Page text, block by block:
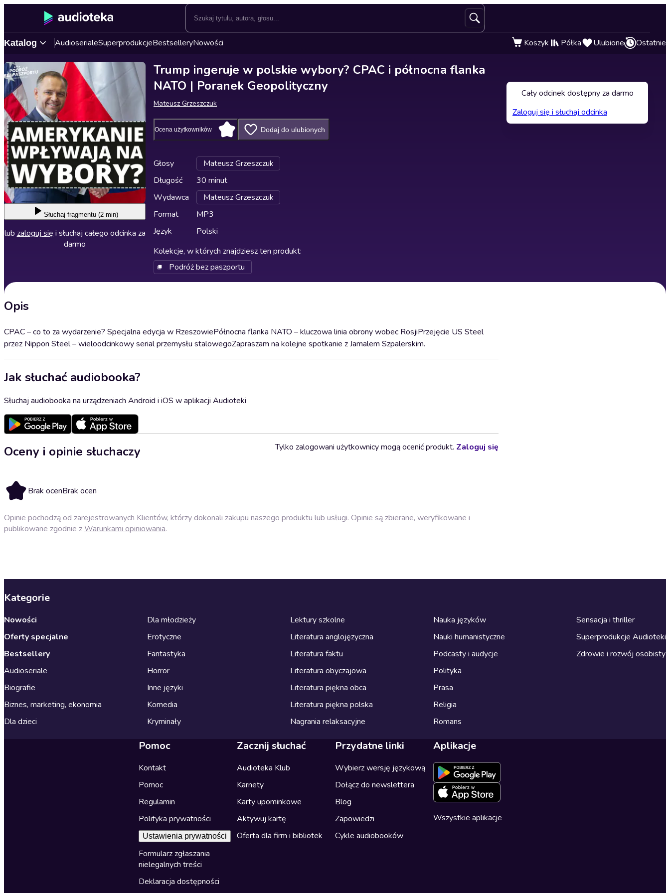
Katalog AudioserialeSuperprodukcjeBestselleryNowości Koszyk Półka Ulubione Ostatnie
Słuchaj fragmentu (2 min)
lub zaloguj się i słuchaj całego odcinka za
darmo
Trump ingeruje w polskie wybory? CPAC i północna flanka
NATO | Poranek Geopolityczny
Mateusz Grzeszczuk
Ocena użytkowników Dodaj do ulubionych
Głosy
Mateusz Grzeszczuk
Długość
30 minut
Wydawca
Mateusz Grzeszczuk
Format
MP3
Język
Polski
Kolekcje, w których znajdziesz ten produkt:
Podróż bez paszportu
Opis
CPAC – co to za wydarzenie? Specjalna edycja w RzeszowiePółnocna flanka NATO – kluczowa linia obrony wobec RosjiPrzejęcie US Steel
przez Nippon Steel – wieloodcinkowy serial przemysłu stalowegoZapraszam na kolejne spotkanie z Jamalem Szpalerskim.
Jak słuchać audiobooka?
Słuchaj audiobooka na urządzeniach Android i iOS w aplikacji Audioteki
Oceny i opinie słuchaczy
Brak ocenBrak ocen
Tylko zalogowani użytkownicy mogą ocenić produkt. Zaloguj się
Opinie pochodzą od zarejestrowanych Klientów, którzy dokonali zakupu naszego produktu lub usługi. Opinie są zbierane, weryfikowane i
publikowane zgodnie zWarunkami opiniowania.
Cały odcinek dostępny za darmo
Zaloguj się i słuchaj odcinka
Kategorie
Nowości
Oferty specjalne
Bestsellery
Audioseriale
Biografie
Biznes, marketing, ekonomia
Dla dzieci
Dla młodzieży
Erotyczne
Fantastyka
Horror
Inne języki
Komedia
Kryminały
Lektury szkolne
Literatura anglojęzyczna
Literatura faktu
Literatura obyczajowa
Literatura piękna obca
Literatura piękna polska
Nagrania relaksacyjne
Nauka języków
Nauki humanistyczne
Podcasty i audycje
Polityka
Prasa
Religia
Romans
Sensacja i thriller
Superprodukcje Audioteki
Zdrowie i rozwój osobisty
Pomoc
Kontakt
Pomoc
Regulamin
Polityka prywatności
Ustawienia prywatności
Formularz zgłaszania
nielegalnych treści
Deklaracja dostępności
Zacznij słuchać
Audioteka Klub
Karnety
Karty upominkowe
Aktywuj kartę
Oferta dla firm i bibliotek
Przydatne linki
Wybierz wersję językową
Dołącz do newslettera
Blog
Zapowiedzi
Cykle audiobooków
Aplikacje
Wszystkie aplikacje